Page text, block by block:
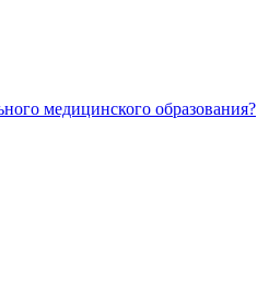
медицинского образования?